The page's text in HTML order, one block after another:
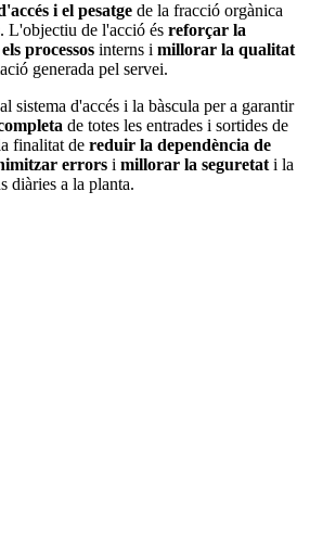
i el pesatge de la fracció orgànica
. L'objectiu de l'acció és reforçar la
processos interns i millorar la qualitat
generada pel servei.
sistema d'accés i la bàscula per a garantir
de totes les entrades i sortides de
finalitat de reduir la dependència de
errors i millorar la seguretat i la
diàries a la planta.